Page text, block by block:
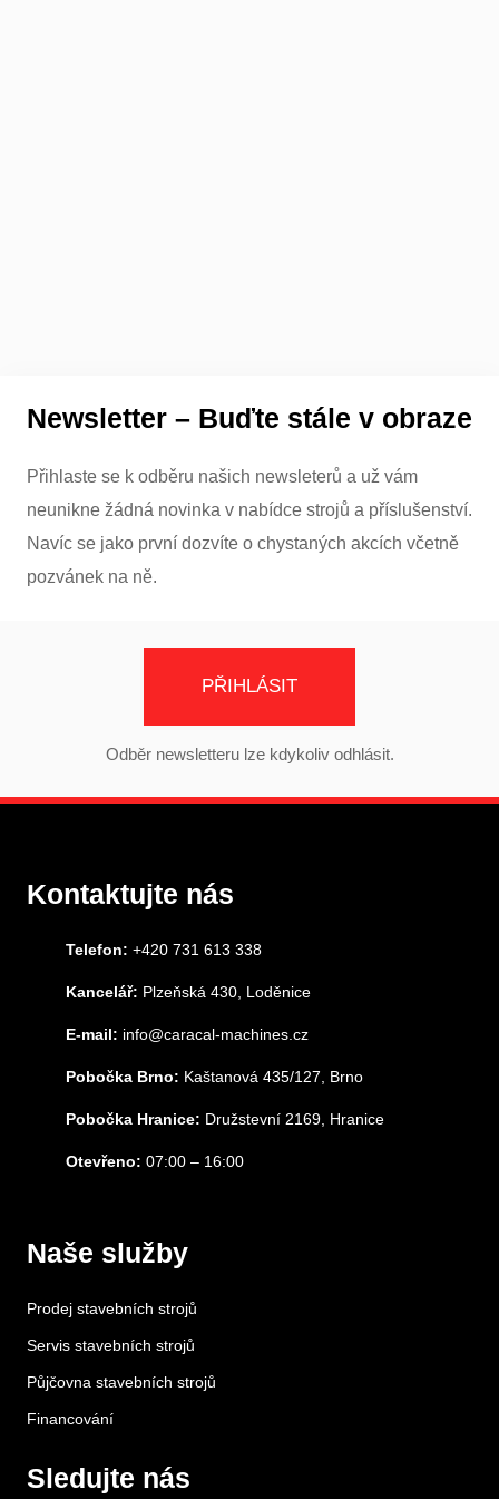
Newsletter – Buďte stále v obraze
Přihlaste se k odběru našich newsleterů a už vám
neunikne žádná novinka v nabídce strojů a příslušenství.
Navíc se jako první dozvíte o chystaných akcích včetně
pozvánek na ně.
PŘIHLÁSIT
Odběr newsletteru lze kdykoliv odhlásit.
Kontaktujte nás
Telefon: +420 731 613 338
Kancelář: Plzeňská 430, Loděnice
E-mail: info@caracal-machines.cz
Pobočka Brno: Kaštanová 435/127, Brno
Pobočka Hranice: Družstevní 2169, Hranice
Otevřeno: 07:00 – 16:00
Naše služby
Prodej stavebních strojů
Servis stavebních strojů
Půjčovna stavebních strojů
Financování
Sledujte nás